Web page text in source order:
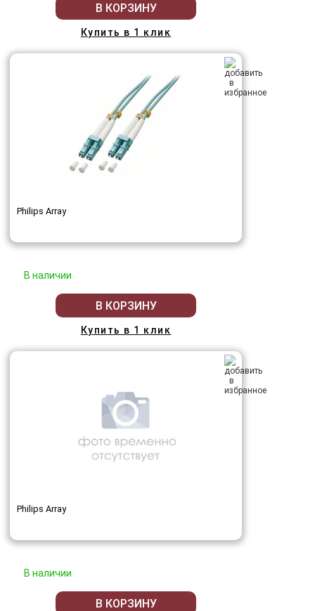
В КОРЗИНУ
Купить в 1 клик
Philips Array
В наличии
В КОРЗИНУ
Купить в 1 клик
Philips Array
В наличии
В КОРЗИНУ